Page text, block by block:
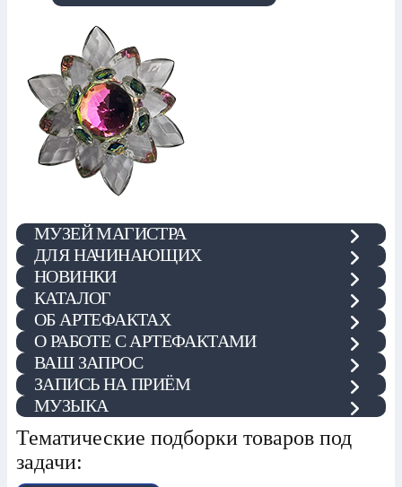
МУЗЕЙ МАГИСТРА
ДЛЯ НАЧИНАЮЩИХ
НОВИНКИ
КАТАЛОГ
ОБ АРТЕФАКТАХ
О РАБОТЕ С АРТЕФАКТАМИ
ВАШ ЗАПРОС
ЗАПИСЬ НА ПРИЁМ
МУЗЫКА
Тематические подборки товаров под
задачи: